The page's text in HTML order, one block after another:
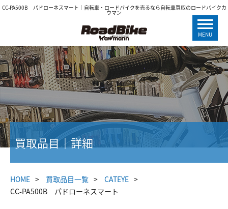
CC-PA500B パドローネスマート｜自転車・ロードバイクを売るなら自転車買取のロードバイクカ
ウマン
MENU
買取品目｜詳細
HOME 買取品目一覧
CATEYE
CC-PA500B パドローネスマート